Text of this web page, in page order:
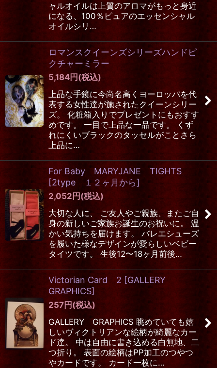
ャルオイルは上質のアロマがもっと身近
になる、100％ピュアのエッセンシャル
オイルシリ…
ロマンスクイーンズシリーズハンドピ
クチャーミラー
5,184円(税込)
上品な手鏡に今尚名高くヨーロッパを代
表する女性達が施されたクイーンシリー
ズ。 化粧箱入りでプレゼントにもおすす
めです。 一目で上品な一品です。 くず
れにくいブラックのタッセルがことさら
上品に…
For Baby MARYJANE TIGHTS
[2type １２ヶ月から]
2,052円(税込)
大切な人に、 ご友人やご親族、またご自
身の新しいご家族お誕生のお祝いに。 温
かい気持ちを届けます。 バレエシューズ
を履いた様なデザインが愛らしいベビー
タイツです。 生後12〜18ヶ月前後…
Victorian Card 2 [GALLERY
GRAPHICS]
257円(税込)
GALLERY GRAPHICS 眺めていても嬉
しいヴィクトリアンな絵柄が綺麗なカー
ド達。 中は自由に書き込める白無地、二
つ折り。 表面の絵柄はPP加工のつやつ
やカードです。 カード一枚に…